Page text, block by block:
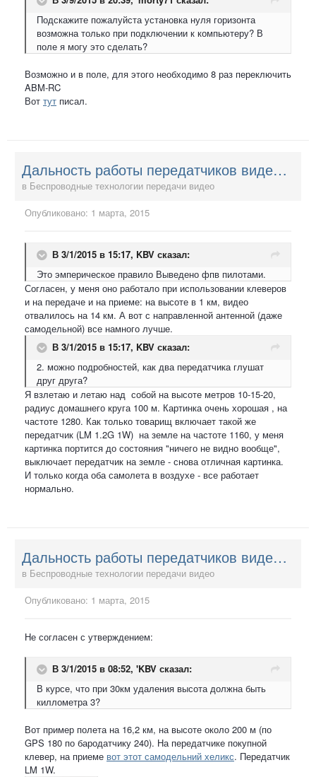
Подскажите пожалуйста установка нуля горизонта
возможна только при подключении к компьютеру? В
поле я могу это сделать?
Возможно и в поле, для этого необходимо 8 раз переключить
ABM-RC
Вот тут писал.
Дальность работы передатчиков видео - у кого сколько и на каких антеннах?
в Беспроводные технологии передачи видео
Опубликовано: 1 марта, 2015
В 3/1/2015 в 15:17, KBV сказал:
Это эмперическое правило Выведено фпв пилотами.
Согласен, у меня оно работало при использовании клеверов
и на передаче и на приеме: на высоте в 1 км, видео
отвалилось на 14 км. А вот с направленной антенной (даже
самодельной) все намного лучше.
В 3/1/2015 в 15:17, KBV сказал:
2. можно подробностей, как два передатчика глушат
друг друга?
Я взлетаю и летаю над собой на высоте метров 10-15-20,
радиус домашнего круга 100 м. Картинка очень хорошая , на
частоте 1280. Как только товарищ включает такой же
передатчик (LM 1.2G 1W) на земле на частоте 1160, у меня
картинка портится до состояния "ничего не видно вообще",
выключает передатчик на земле - снова отличная картинка.
И только когда оба самолета в воздухе - все работает
нормально.
Дальность работы передатчиков видео - у кого сколько и на каких антеннах?
в Беспроводные технологии передачи видео
Опубликовано: 1 марта, 2015
Не согласен с утверждением:
В 3/1/2015 в 08:52, 'KBV сказал:
В курсе, что при 30км удаления высота должна быть
киллометра 3?
Вот пример полета на 16,2 км, на высоте около 200 м (по
GPS 180 по бародатчику 240). На передатчике покупной
клевер, на приеме вот этот самодельний хеликс. Передатчик
LM 1W.